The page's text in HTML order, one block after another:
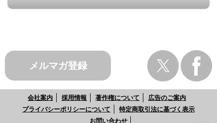
メルマガ登録
会社案内 採用情報 著作権について
広告のご案内
プライバシーポリシーについて
特定商取引法に基づく表示
お問い合わせ